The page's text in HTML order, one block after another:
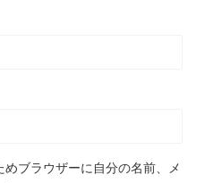
ブラウザーに自分の名前、メ